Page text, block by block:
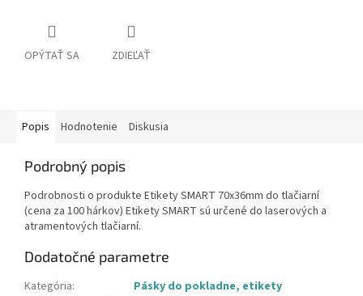
OPÝTAŤ SA ZDIEĽAŤ
Popis Hodnotenie Diskusia
Podrobný popis
Podrobnosti o produkte Etikety SMART 70x36mm do tlačiarní
(cena za 100 hárkov) Etikety SMART sú určené do laserových a
atramentových tlačiarní.
Dodatočné parametre
Kategória:
Pásky do pokladne, etikety